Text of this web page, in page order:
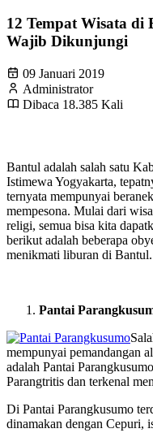
12 Tempat Wisata di
Wajib Dikunjungi
09 Januari 2019
Administrator
Dibaca 18.385 Kali
Bantul adalah salah satu
Istimewa Yogyakarta,
ternyata mempunyai
mempesona. Mulai dari
religi, semua bisa kita
berikut adalah beberapa
menikmati liburan di Bantul.
Pantai
mempunyai pemandangan
adalah Pantai
Parangtritis dan terkenal
Di Pantai Parangkusumo
dinamakan dengan Cepuri,